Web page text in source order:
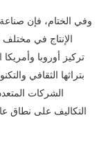
وفي الختام، فإن
الإنتاج في مختلف
تركيز أوروبا
بتراثها الثقافي
الشركات
التكاليف على نطاق